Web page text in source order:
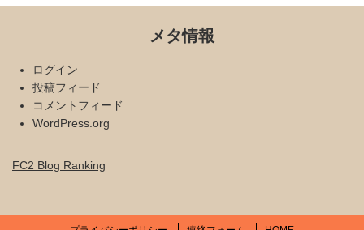
メタ情報
ログイン
投稿フィード
コメントフィード
WordPress.org
FC2 Blog Ranking